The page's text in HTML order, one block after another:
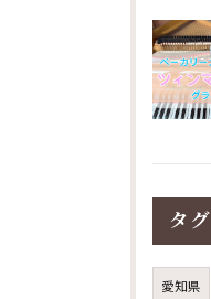
タグ
愛知県